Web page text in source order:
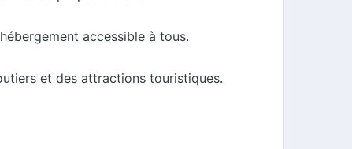
accessible à tous.
et des attractions touristiques.